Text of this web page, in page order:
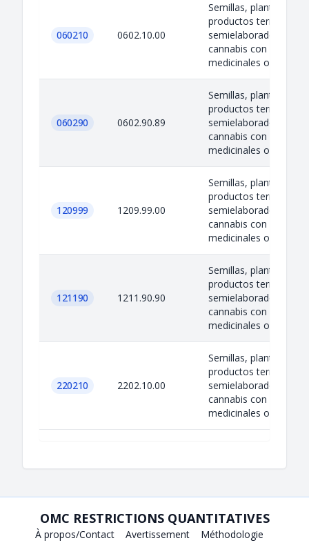
060210 0602.10.00
Semillas, plantas,
productos
semielaborados de
cannabis con fines
medicinales o de
060290 0602.90.89
Semillas, plantas,
productos
semielaborados de
cannabis con fines
medicinales o de
120999 1209.99.00
Semillas, plantas,
productos
semielaborados de
cannabis con fines
medicinales o de
121190 1211.90.90
Semillas, plantas,
productos
semielaborados de
cannabis con fines
medicinales o de
220210 2202.10.00
Semillas, plantas,
productos
semielaborados de
cannabis con fines
medicinales o de
OMC RESTRICTIONS QUANTITATIVES
À propos/Contact Avertissement Méthodologie